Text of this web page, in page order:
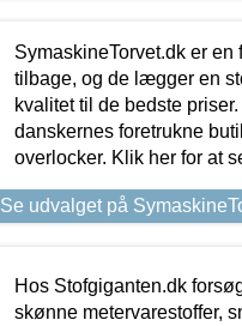
SymaskineTorvet.dk er
tilbage, og de lægger en
kvalitet til de bedste
danskernes foretrukne
overlocker. Klik her for at
Se udvalget på
Hos Stofgiganten.dk
skønne metervarestoffer,